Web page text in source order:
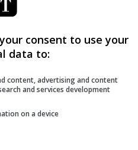
consent to use your
data to:
content, advertising and content
and services development
on a device